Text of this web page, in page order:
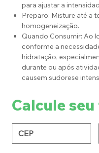
para ajustar a
Preparo: Misture até a
homogeneização.
Quando Consumir: Ao
conforme a
hidratação,
durante ou após
causem sudorese
Calcule